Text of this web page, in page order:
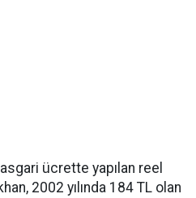
ücrette yapılan reel
2002 yılında 184 TL olan